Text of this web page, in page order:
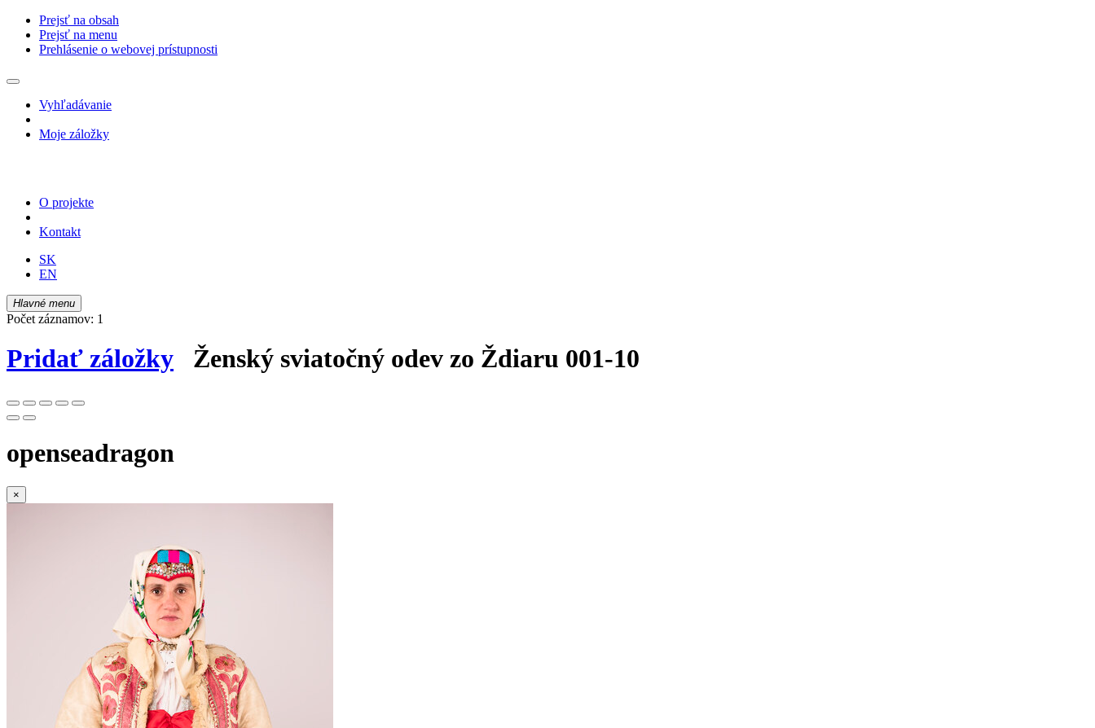
Prejsť na obsah
Prejsť na menu
Prehlásenie o webovej prístupnosti
Vyhľadávanie
Moje záložky
O projekte
Kontakt
SK
EN
Hlavné menu
Počet záznamov: 1
Pridať záložky Ženský sviatočný odev zo Ždiaru 001-10
openseadragon
×